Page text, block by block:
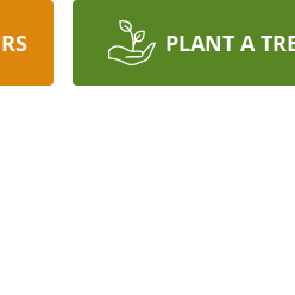
PLANT A